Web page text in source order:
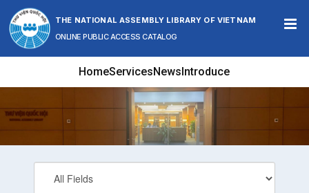
Skip to content
THE NATIONAL ASSEMBLY LIBRARY OF VIETNAM
ONLINE PUBLIC ACCESS CATALOG
HomeServicesNewsIntroduce